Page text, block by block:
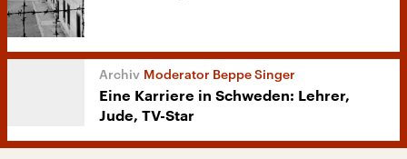
Moderator Beppe Singer
Eine Karriere in Schweden: Lehrer,
Jude, TV-Star